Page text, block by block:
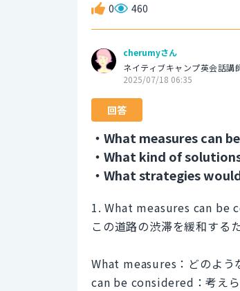
0 460
cherumyさん
ネイティブキャンプ英会話講
2025/07/18 06:35
回答
・What measures can
・What kind of
・What strategies
1. What measures can
この道路の渋滞を緩和する
What measures：どのよう
can be considered：考えら